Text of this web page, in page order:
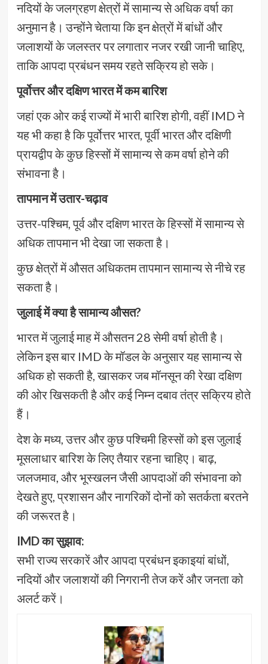
नदियों के जलग्रहण क्षेत्रों में सामान्य से अधिक वर्षा का
अनुमान है। उन्होंने चेताया कि इन क्षेत्रों में बांधों और
जलाशयों के जलस्तर पर लगातार नजर रखी जानी चाहिए,
ताकि आपदा प्रबंधन समय रहते सक्रिय हो सके।
पूर्वोत्तर और दक्षिण भारत में कम बारिश
जहां एक ओर कई राज्यों में भारी बारिश होगी, वहीं IMD ने
यह भी कहा है कि पूर्वोत्तर भारत, पूर्वी भारत और दक्षिणी
प्रायद्वीप के कुछ हिस्सों में सामान्य से कम वर्षा होने की
संभावना है।
तापमान में उतार-चढ़ाव
उत्तर-पश्चिम, पूर्व और दक्षिण भारत के हिस्सों में सामान्य से
अधिक तापमान भी देखा जा सकता है।
कुछ क्षेत्रों में औसत अधिकतम तापमान सामान्य से नीचे रह
सकता है।
जुलाई में क्या है सामान्य औसत?
भारत में जुलाई माह में औसतन 28 सेमी वर्षा होती है।
लेकिन इस बार IMD के मॉडल के अनुसार यह सामान्य से
अधिक हो सकती है, खासकर जब मॉनसून की रेखा दक्षिण
की ओर खिसकती है और कई निम्न दबाव तंत्र सक्रिय होते
हैं।
देश के मध्य, उत्तर और कुछ पश्चिमी हिस्सों को इस जुलाई
मूसलाधार बारिश के लिए तैयार रहना चाहिए। बाढ़,
जलजमाव, और भूस्खलन जैसी आपदाओं की संभावना को
देखते हुए, प्रशासन और नागरिकों दोनों को सतर्कता बरतने
की जरूरत है।
IMD का सुझाव:
सभी राज्य सरकारें और आपदा प्रबंधन इकाइयां बांधों,
नदियों और जलाशयों की निगरानी तेज करें और जनता को
अलर्ट करें।